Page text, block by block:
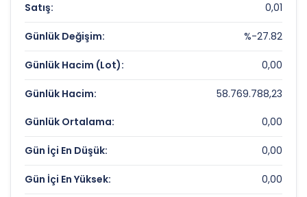
Satış: 0,01
Günlük Değişim: %-27.82
Günlük Hacim (Lot): 0,00
Günlük Hacim: 58.769.788,23
Günlük Ortalama: 0,00
Gün İçi En Düşük: 0,00
Gün İçi En Yüksek: 0,00